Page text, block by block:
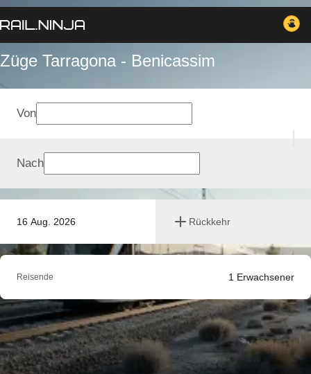
Züge Tarragona - Benicassim
16 Aug. 2026 Rückkehr
Von
Nach
Reisende 1 Erwachsener